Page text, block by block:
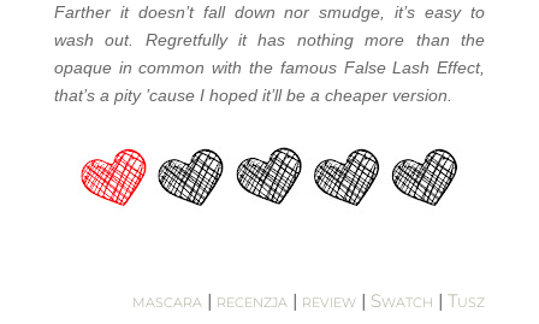
Farther it doesn’t fall down nor smudge, it’s easy to
wash out. Regretfully it has nothing more than the
opaque in common with the famous False Lash Effect,
that’s a pity ’cause I hoped it’ll be a cheaper version.
mascara | recenzja | review | Swatch |Tusz